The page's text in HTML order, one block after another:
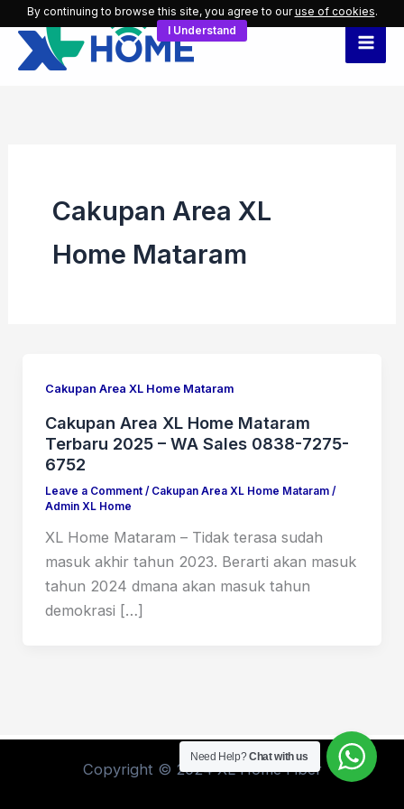
Skip
content
Cakupan Area XL
Home Mataram
Cakupan Area XL Home Mataram
Cakupan Area XL Home Mataram
Terbaru 2025 – WA Sales 0838-7275-
6752
Leave a Comment / Cakupan Area XL Home Mataram/
Admin XL Home
XL Home Mataram – Tidak terasa sudah
masuk akhir tahun 2023. Berarti akan masuk
tahun 2024 dmana akan masuk tahun
demokrasi […]
Copyright © 2024 XL Home Fiber
By continuing to browse this site, you agree to ouruse of cookies.
I Understand
Need Help?Chat with us